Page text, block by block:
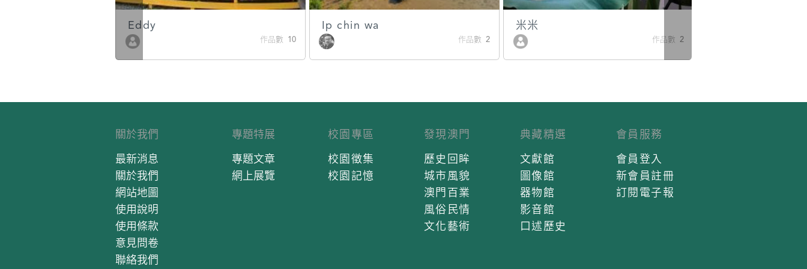
Eddy
作品數 10
Ip chin wa
作品數 2
米米
作品數 2
關於我們
最新消息
關於我們
網站地圖
使用說明
使用條款
意見問卷
聯絡我們
專題特展
專題文章
網上展覽
校園專區
校園徵集
校園記憶
發現澳門
歷史回眸
城市風貌
澳門百業
風俗民情
文化藝術
典藏精選
文獻館
圖像館
器物館
影音館
口述歷史
會員服務
會員登入
新會員註冊
訂閱電子報